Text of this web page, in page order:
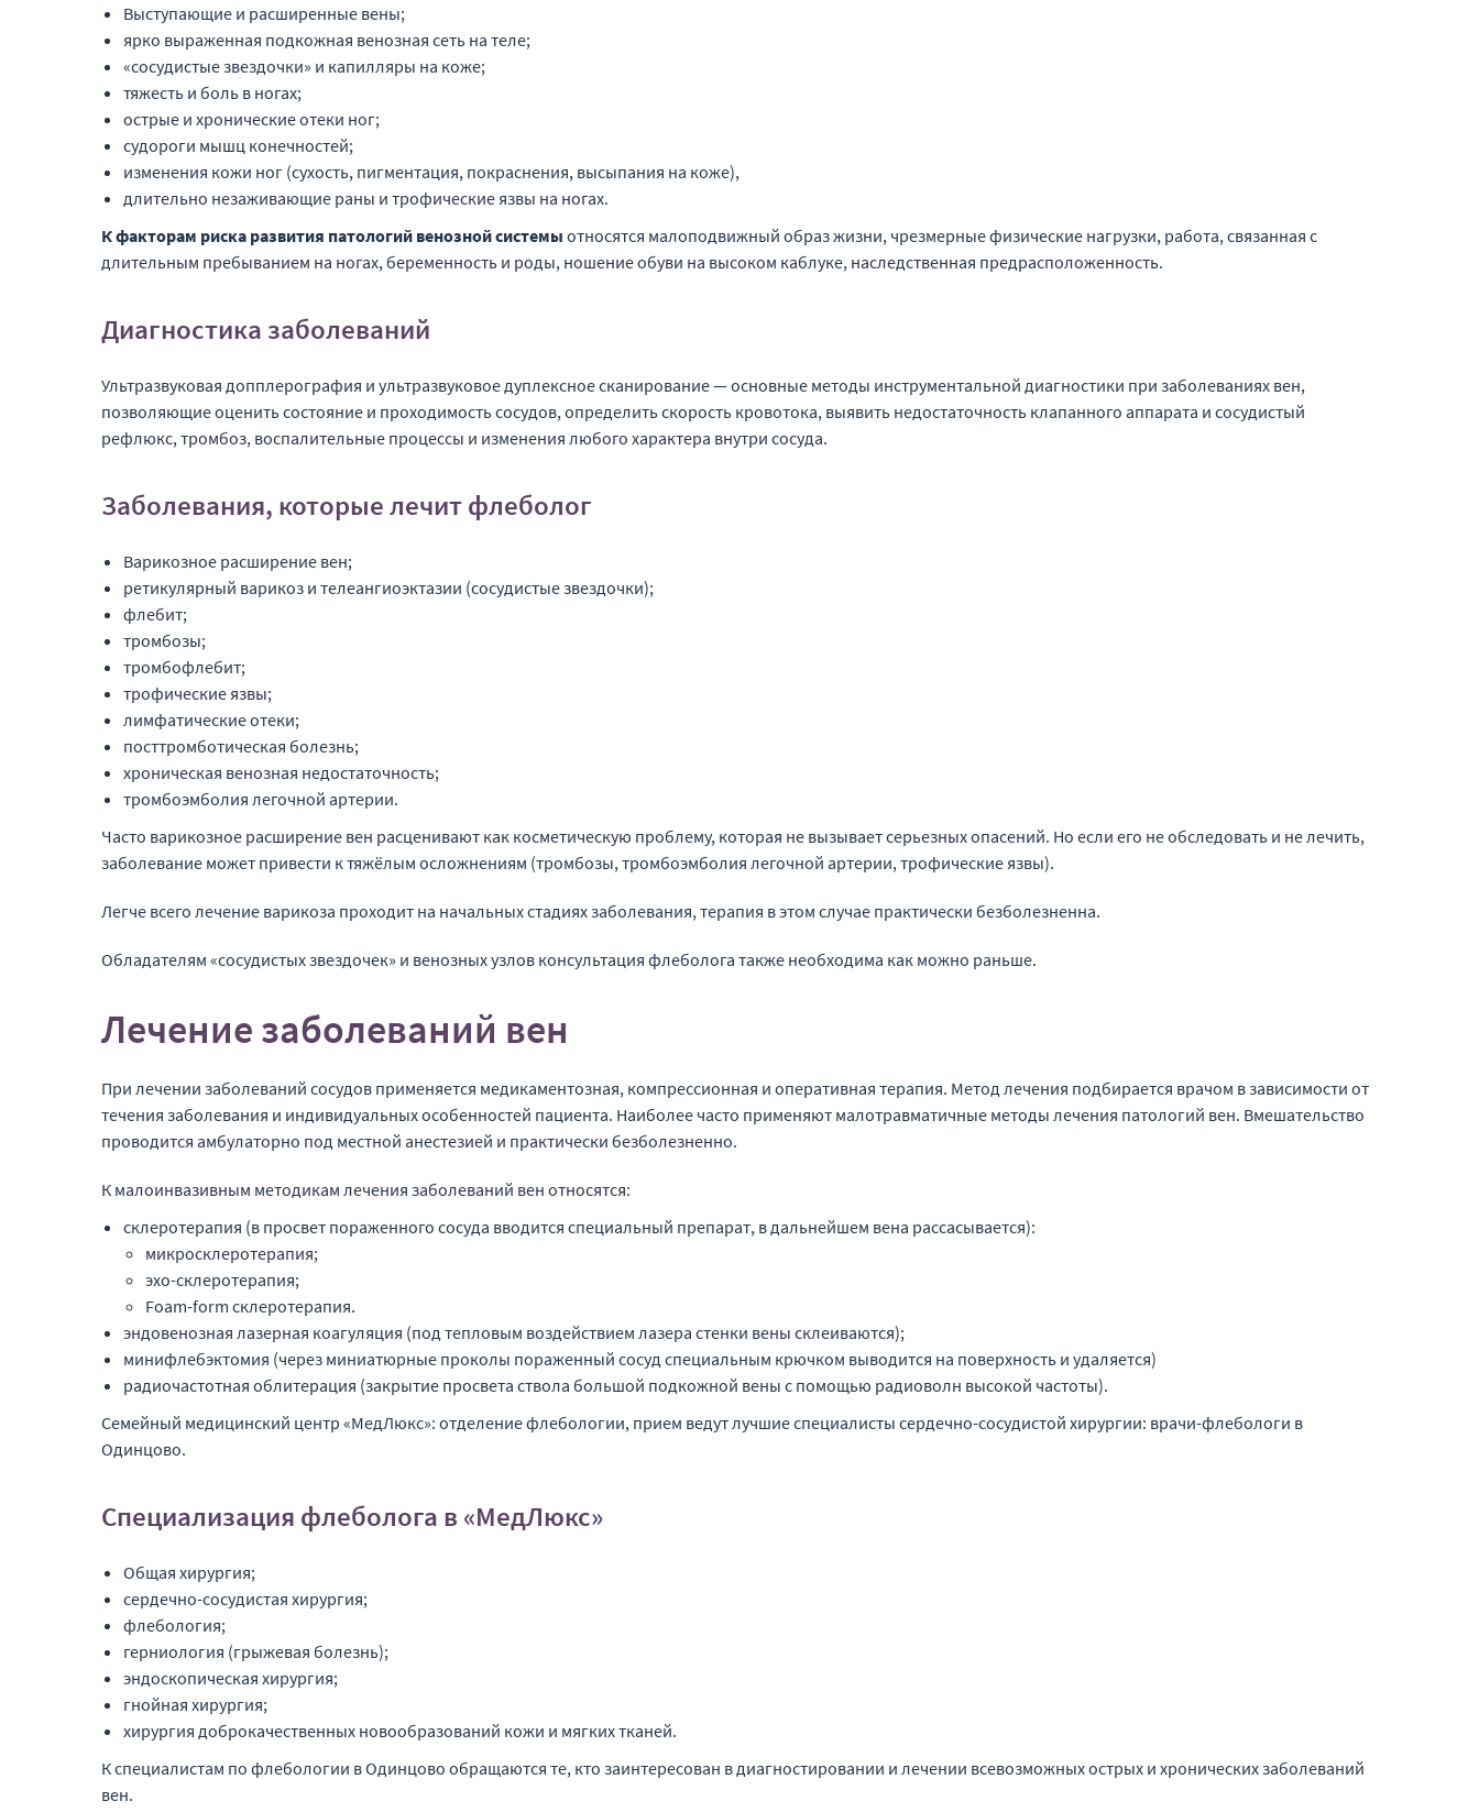
Выступающие и расширенные вены;
ярко выраженная подкожная венозная сеть на теле;
«сосудистые звездочки» и капилляры на коже;
тяжесть и боль в ногах;
острые и хронические отеки ног;
судороги мышц конечностей;
изменения кожи ног (сухость, пигментация, покраснения, высыпания на коже),
длительно незаживающие раны и трофические язвы на ногах.
К факторам риска развития патологий венозной системы относятся малоподвижный образ жизни, чрезмерные физические нагрузки, работа, связанная с
длительным пребыванием на ногах, беременность и роды, ношение обуви на высоком каблуке, наследственная предрасположенность.
Диагностика заболеваний
Ультразвуковая допплерография и ультразвуковое дуплексное сканирование — основные методы инструментальной диагностики при заболеваниях вен,
позволяющие оценить состояние и проходимость сосудов, определить скорость кровотока, выявить недостаточность клапанного аппарата и сосудистый
рефлюкс, тромбоз, воспалительные процессы и изменения любого характера внутри сосуда.
Заболевания, которые лечит флеболог
Варикозное расширение вен;
ретикулярный варикоз и телеангиоэктазии (сосудистые звездочки);
флебит;
тромбозы;
тромбофлебит;
трофические язвы;
лимфатические отеки;
посттромботическая болезнь;
хроническая венозная недостаточность;
тромбоэмболия легочной артерии.
Часто варикозное расширение вен расценивают как косметическую проблему, которая не вызывает серьезных опасений. Но если его не обследовать и не лечить,
заболевание может привести к тяжёлым осложнениям (тромбозы, тромбоэмболия легочной артерии, трофические язвы).
Легче всего лечение варикоза проходит на начальных стадиях заболевания, терапия в этом случае практически безболезненна.
Обладателям «сосудистых звездочек» и венозных узлов консультация флеболога также необходима как можно раньше.
Лечение заболеваний вен
При лечении заболеваний сосудов применяется медикаментозная, компрессионная и оперативная терапия. Метод лечения подбирается врачом в зависимости от
течения заболевания и индивидуальных особенностей пациента. Наиболее часто применяют малотравматичные методы лечения патологий вен. Вмешательство
проводится амбулаторно под местной анестезией и практически безболезненно.
К малоинвазивным методикам лечения заболеваний вен относятся:
склеротерапия (в просвет пораженного сосуда вводится специальный препарат, в дальнейшем вена рассасывается):
микросклеротерапия;
эхо-склеротерапия;
Foam-form склеротерапия.
эндовенозная лазерная коагуляция (под тепловым воздействием лазера стенки вены склеиваются);
минифлебэктомия (через миниатюрные проколы пораженный сосуд специальным крючком выводится на поверхность и удаляется)
радиочастотная облитерация (закрытие просвета ствола большой подкожной вены с помощью радиоволн высокой частоты).
Семейный медицинский центр «МедЛюкс»: отделение флебологии, прием ведут лучшие специалисты сердечно-сосудистой хирургии: врачи-флебологи в
Одинцово.
Специализация флеболога в «МедЛюкс»
Общая хирургия;
сердечно-сосудистая хирургия;
флебология;
герниология (грыжевая болезнь);
эндоскопическая хирургия;
гнойная хирургия;
хирургия доброкачественных новообразований кожи и мягких тканей.
К специалистам по флебологии в Одинцово обращаются те, кто заинтересован в диагностировании и лечении всевозможных острых и хронических заболеваний
вен.